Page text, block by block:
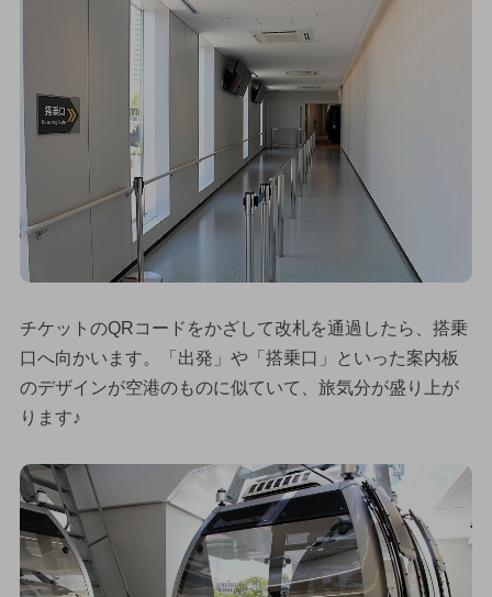
チケットのQRコードをかざして改札を通過したら、搭乗
口へ向かいます。「出発」や「搭乗口」といった案内板
のデザインが空港のものに似ていて、旅気分が盛り上が
ります♪